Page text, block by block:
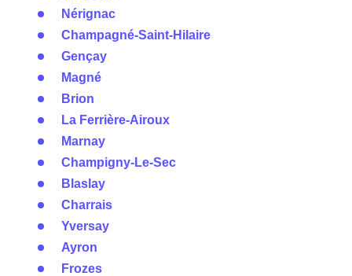
Nérignac
Champagné-Saint-Hilaire
Gençay
Magné
Brion
La Ferrière-Airoux
Marnay
Champigny-Le-Sec
Blaslay
Charrais
Yversay
Ayron
Frozes